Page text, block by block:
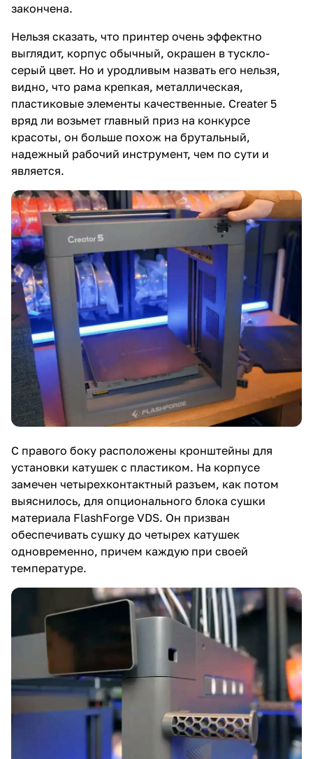
закончена.
Нельзя сказать, что принтер очень эффектно
выглядит, корпус обычный, окрашен в тускло-
серый цвет. Но и уродливым назвать его нельзя,
видно, что рама крепкая, металлическая,
пластиковые элементы качественные. Creater 5
вряд ли возьмет главный приз на конкурсе
красоты, он больше похож на брутальный,
надежный рабочий инструмент, чем по сути и
является.
С правого боку расположены кронштейны для
установки катушек с пластиком. На корпусе
замечен четырехконтактный разъем, как потом
выяснилось, для опционального блока сушки
материала FlashForge VDS. Он призван
обеспечивать сушку до четырех катушек
одновременно, причем каждую при своей
температуре.